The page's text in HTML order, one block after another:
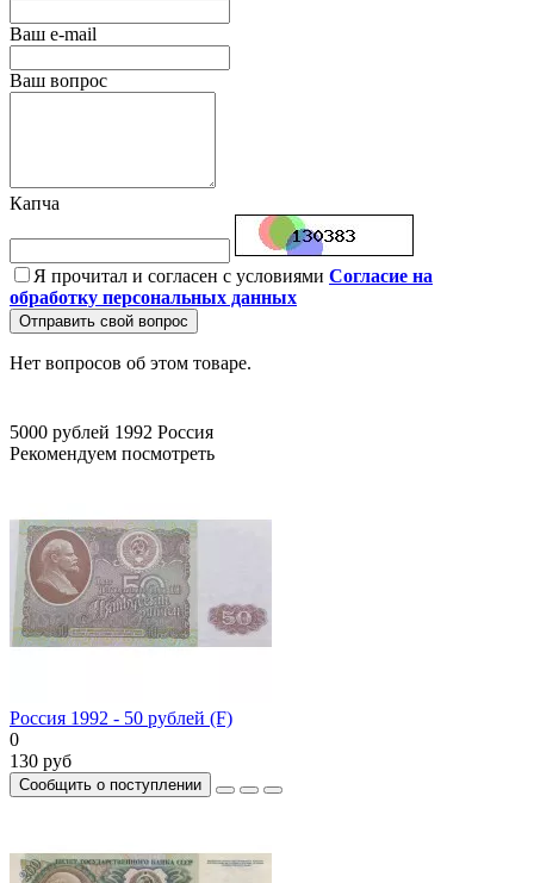
Ваш e-mail
Ваш вопрос
Капча
Я прочитал и согласен с условиями Согласие на
обработку персональных данных
Отправить свой вопрос
Нет вопросов об этом товаре.
5000 рублей 1992 Россия
Рекомендуем посмотреть
Россия 1992 - 50 рублей (F)
0
130 руб
Сообщить о поступлении